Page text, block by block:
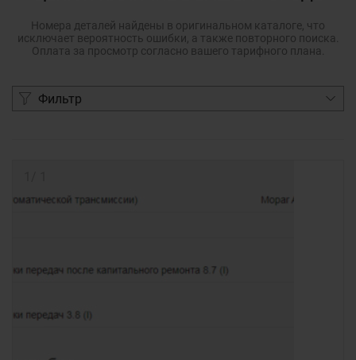
Номера деталей найдены в оригинальном каталоге, что
исключает вероятность ошибки, а также повторного поиска.
Оплата за просмотр согласно вашего тарифного плана.
Фильтр